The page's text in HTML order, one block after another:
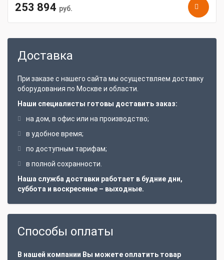
253 894 руб.
Доставка
При заказе с нашего сайта мы осуществляем доставку
оборудования по Москве и области.
Наши специалисты готовы доставить заказ:
на дом, в офис или на производство;
в удобное время;
по доступным тарифам;
в полной сохранности.
Наша служба доставки работает в будние дни,
суббота и воскресенье – выходные.
Способы оплаты
В нашей компании Вы можете оплатить товар